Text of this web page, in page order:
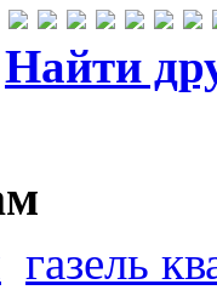
Найти
газель